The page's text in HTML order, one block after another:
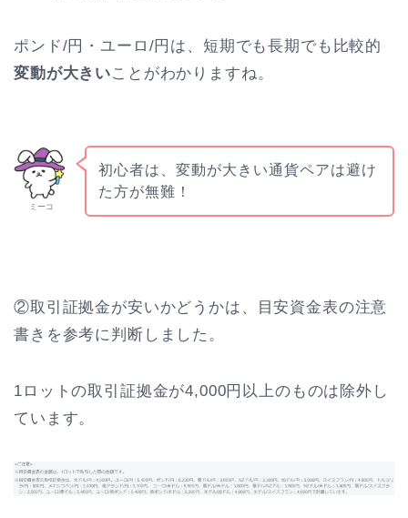
ポンド/円・ユーロ/円は、短期でも長期でも比較的
変動が大きいことがわかりますね。
ミーコ
初心者は、変動が大きい通貨ペアは避け
た方が無難！
②取引証拠金が安いかどうかは、目安資金表の注意
書きを参考に判断しました。
1ロットの取引証拠金が4,000円以上のものは除外し
ています。